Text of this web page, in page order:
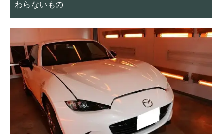
わらないもの